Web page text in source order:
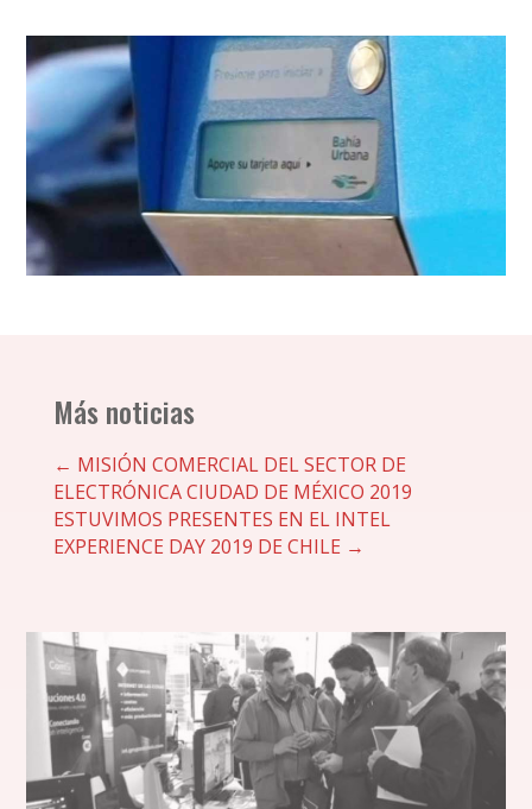
Más noticias
← MISIÓN COMERCIAL DEL SECTOR DE
ELECTRÓNICA CIUDAD DE MÉXICO 2019
ESTUVIMOS PRESENTES EN EL INTEL
EXPERIENCE DAY 2019 DE CHILE →